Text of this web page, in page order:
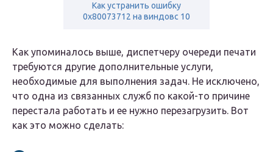
Как устранить ошибку
0x80073712 на виндовс 10
Как упоминалось выше, диспетчеру очереди печати
требуются другие дополнительные услуги,
необходимые для выполнения задач. Не исключено,
что одна из связанных служб по какой-то причине
перестала работать и ее нужно перезагрузить. Вот
как это можно сделать: